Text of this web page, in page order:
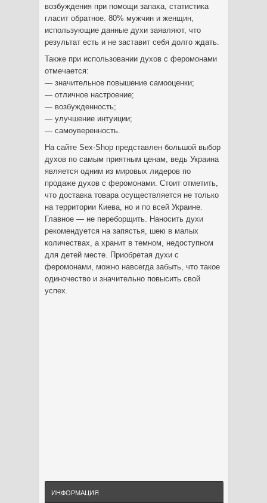
возбуждения при помощи запаха, статистика
гласит обратное. 80% мужчин и женщин,
использующие данные духи заявляют, что
результат есть и не заставит себя долго ждать.
Также при использовании духов с феромонами
отмечается:
— значительное повышение самооценки;
— отличное настроение;
— возбужденность;
— улучшение интуиции;
— самоуверенность.
На сайте Sex-Shop представлен большой выбор
духов по самым приятным ценам, ведь Украина
является одним из мировых лидеров по
продаже духов с феромонами. Стоит отметить,
что доставка товара осуществляется не только
на территории Киева, но и по всей Украине.
Главное — не переборщить. Наносить духи
рекомендуется на запястья, шею в малых
количествах, а хранит в темном, недоступном
для детей месте. Приобретая духи с
феромонами, можно навсегда забыть, что такое
одиночество и значительно повысить свой
успех.
ИНФОРМАЦИЯ